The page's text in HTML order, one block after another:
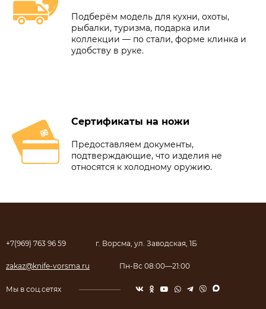
Подберём модель для кухни, охоты,
рыбалки, туризма, подарка или
коллекции — по стали, форме клинка и
удобству в руке.
Сертификаты на ножи
Предоставляем документы,
подтверждающие, что изделия не
относятся к холодному оружию.
+7(969) 763 96 59 г. Ворсма, ул. Заводская, 1Б
zakaz@knife-vorsma.ru Пн-Вс 08:00—21:00
Мы в соц.сетях